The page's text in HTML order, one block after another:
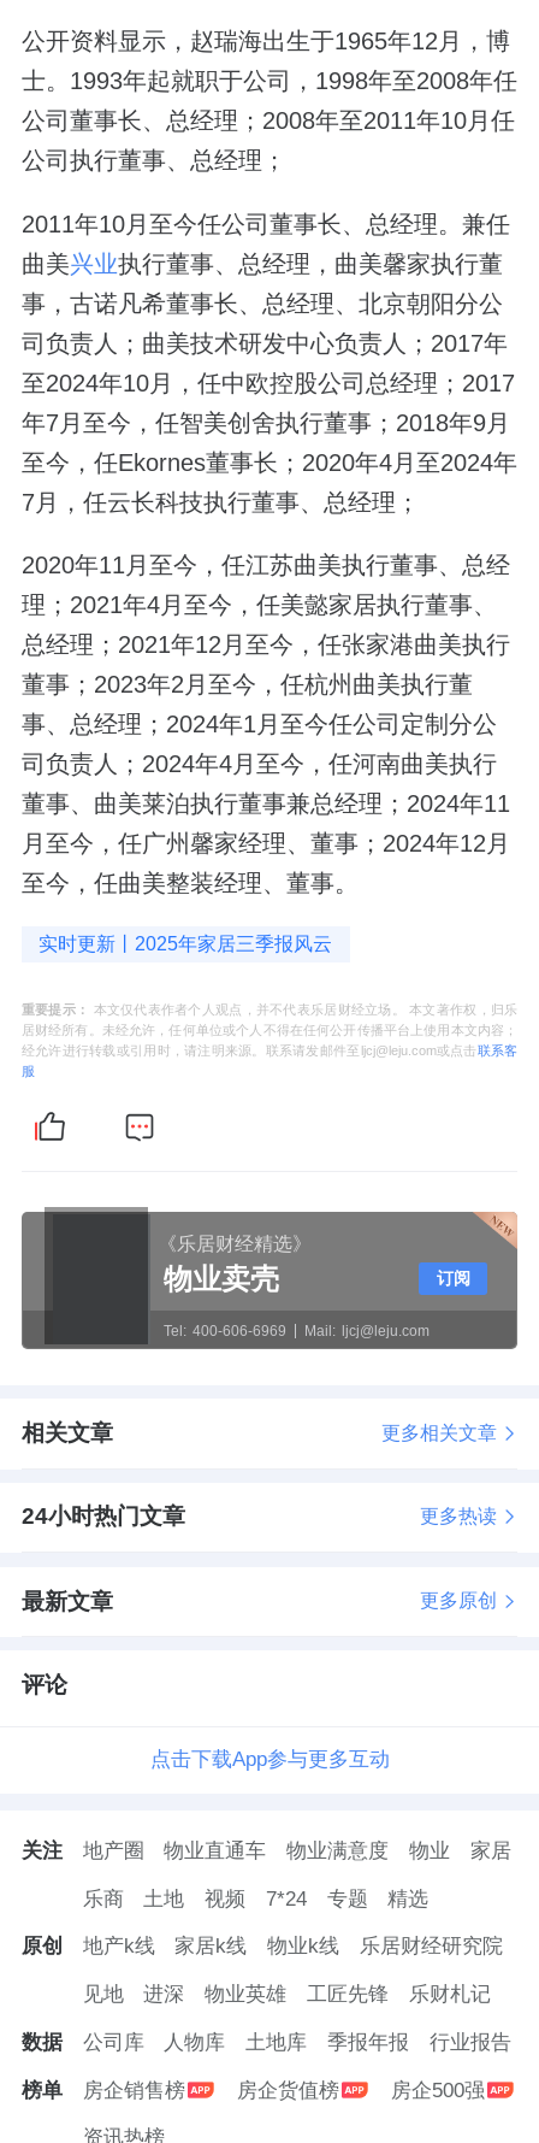
公开资料显示，赵瑞海出生于1965年12月，博
士。1993年起就职于公司，1998年至2008年任
公司董事长、总经理；2008年至2011年10月任
公司执行董事、总经理；
2011年10月至今任公司董事长、总经理。兼任
曲美兴业执行董事、总经理，曲美馨家执行董
事，古诺凡希董事长、总经理、北京朝阳分公
司负责人；曲美技术研发中心负责人；2017年
至2024年10月，任中欧控股公司总经理；2017
年7月至今，任智美创舍执行董事；2018年9月
至今，任Ekornes董事长；2020年4月至2024年
7月，任云长科技执行董事、总经理；
2020年11月至今，任江苏曲美执行董事、总经
理；2021年4月至今，任美懿家居执行董事、
总经理；2021年12月至今，任张家港曲美执行
董事；2023年2月至今，任杭州曲美执行董
事、总经理；2024年1月至今任公司定制分公
司负责人；2024年4月至今，任河南曲美执行
董事、曲美莱泊执行董事兼总经理；2024年11
月至今，任广州馨家经理、董事；2024年12月
至今，任曲美整装经理、董事。
实时更新丨2025年家居三季报风云
重要提示：
本文仅代表作者个人观点，并不代表乐居财经立场。 本文著作权，归乐
居财经所有。未经允许，任何单位或个人不得在任何公开传播平台上使用本文内容；
经允许进行转载或引用时，请注明来源。联系请发邮件至ljcj@leju.com或点击联系客
服
《乐居财经精选》
物业卖壳
Tel: 400-606-6969 Mail: ljcj@leju.com
订阅
相关文章 更多相关文章
24小时热门文章 更多热读
最新文章 更多原创
评论
点击下载App参与更多互动
关注 地产圈 物业直通车 物业满意度 物业 家居
乐商 土地 视频 7*24 专题 精选
原创 地产k线 家居k线 物业k线 乐居财经研究院
见地 进深 物业英雄 工匠先锋 乐财札记
数据 公司库 人物库 土地库 季报年报 行业报告
榜单 房企销售榜 房企货值榜 房企500强
资讯热榜